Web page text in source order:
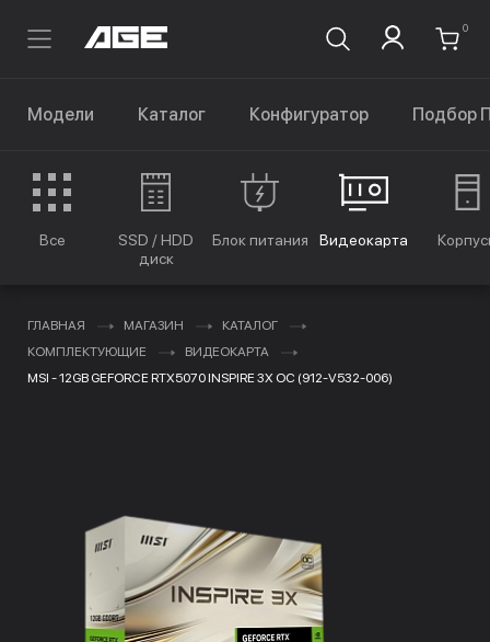
0
Модели Каталог Конфигуратор Подбор
Все
SSD / HDD
диск
Блок питания Видеокарта
ГЛАВНАЯ МАГАЗИН
КАТАЛОГ
КОМПЛЕКТУЮЩИЕ
ВИДЕОКАРТА
MSI - 12GB GEFORCE RTX5070 INSPIRE 3X OC (912-V532-006)